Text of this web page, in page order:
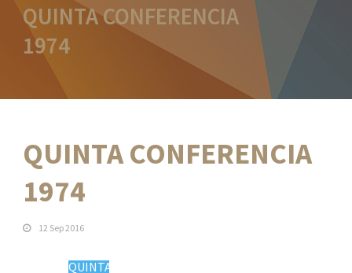
QUINTA CONFERENCIA
1974
QUINTA CONFERENCIA
1974
12 Sep 2016
QUINTA